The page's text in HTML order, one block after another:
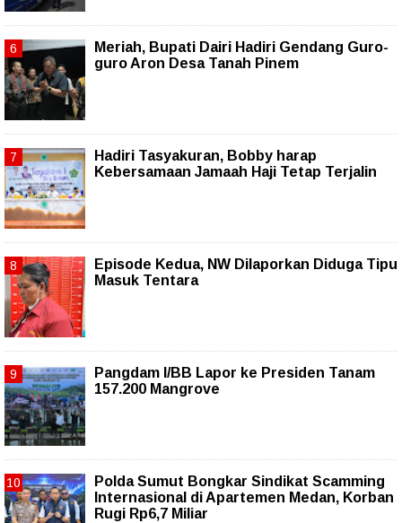
Meriah, Bupati Dairi Hadiri Gendang Guro-
guro Aron Desa Tanah Pinem
Hadiri Tasyakuran, Bobby harap
Kebersamaan Jamaah Haji Tetap Terjalin
Episode Kedua, NW Dilaporkan Diduga Tipu
Masuk Tentara
Pangdam I/BB Lapor ke Presiden Tanam
157.200 Mangrove
Polda Sumut Bongkar Sindikat Scamming
Internasional di Apartemen Medan, Korban
Rugi Rp6,7 Miliar